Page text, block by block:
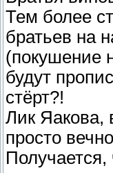
Тем более
братьев на
(покушение
будут
стёрт?!
Лик Яакова,
просто
Получается,